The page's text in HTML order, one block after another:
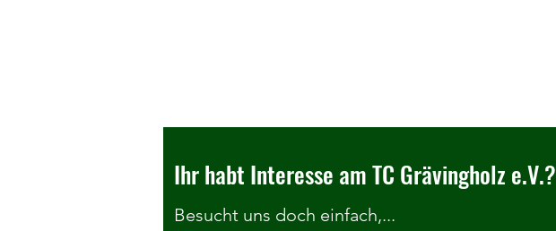
Ihr habt Interesse am TC Grävingholz e.V.?
Besucht uns doch einfach,...